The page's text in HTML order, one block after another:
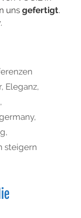
uns gefertigt.
.
, Eleganz,
,
,
,
steigern